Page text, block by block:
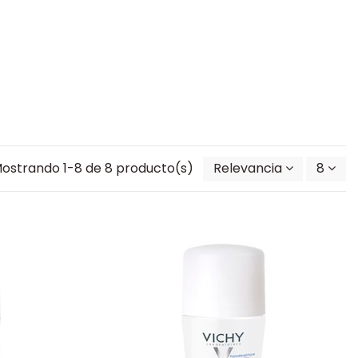
1-8 de 8 producto(s) Relevancia 8